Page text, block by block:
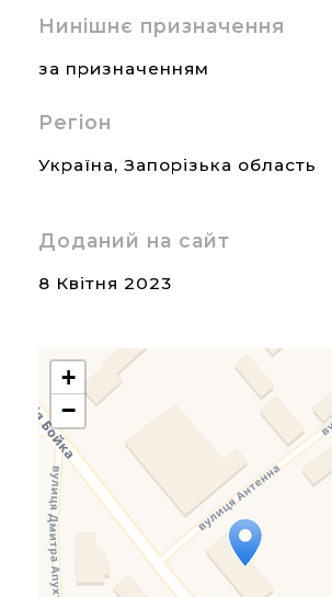
Нинішнє призначення
за призначенням
Регіон
Україна, Запорізька область
Доданий на сайт
8 Квітня 2023
Travelers' Map is loading...
If you see this after your
page is loaded completely,
+
−